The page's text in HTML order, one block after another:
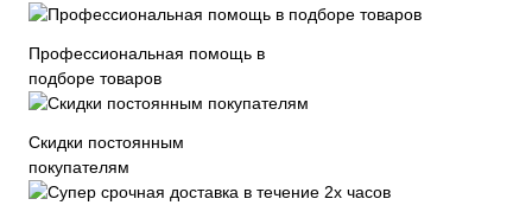
Профессиональная помощь в
подборе товаров
Скидки постоянным
покупателям